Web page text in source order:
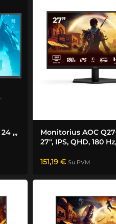
„,
Monitorius AOC
27″, IPS, QHD, 180
151,19 € Su PVM